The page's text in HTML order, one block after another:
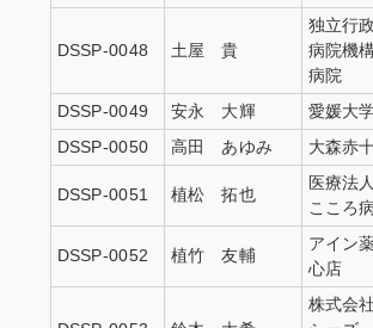
DSSP-0048 土屋 貴
独立行
病院機
病院
DSSP-0049
安永 大輝
愛媛大
DSSP-0050
高田 あゆみ 大森赤
DSSP-0051 植松 拓也
医療
こころ
DSSP-0052 植竹 友輔
アイン
心店
株式会